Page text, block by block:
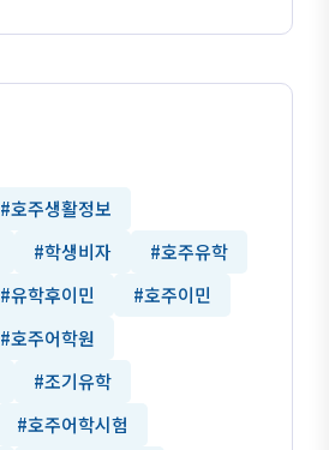
#호주생활정보
#학생비자
#호주유학
#유학후이민
#호주이민
#호주어학원
#조기유학
#호주어학시험